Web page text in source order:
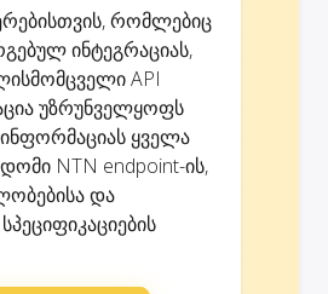
რომლებიც
ინტეგრაციას,
API
უზრუნველყოფს
ყველა
NTN endpoint-ის,
და